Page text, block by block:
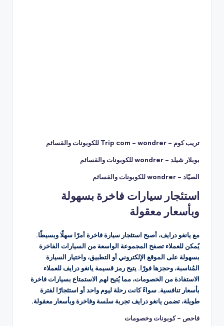
تريب كوم – Trip com – wondrer للكوبونات والقسائم
بوبلار شيلد – wondrer للكوبونات والقسائم
الصيّاد – wondrer للكوبونات والقسائم
استئجار سيارات فاخرة بسهولة
وبأسعار معقولة
مع يانغو درايف، أصبح استئجار سيارة فاخرة أمرًا سهلًا وبسيطًا.
يُمكن للعملاء تصفح المجموعة الواسعة من السيارات الفاخرة
بسهولة على الموقع الإلكتروني أو التطبيق، واختيار السيارة
المُناسبة، وحجزها فورًا. يتيح رمز قسيمة يانغو درايف للعملاء
الاستفادة من الخصومات، مما يُتيح لهم الاستمتاع بسيارات فاخرة
بأسعار تنافسية. سواءً كانت رحلة ليوم واحد أو استئجارًا لفترة
طويلة، تضمن يانغو درايف تجربة سلسة وفاخرة وبأسعار معقولة.
فاحص – كوبونات وخصومات